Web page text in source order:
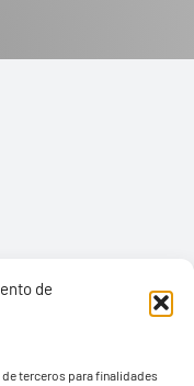
de
terceros para finalidades